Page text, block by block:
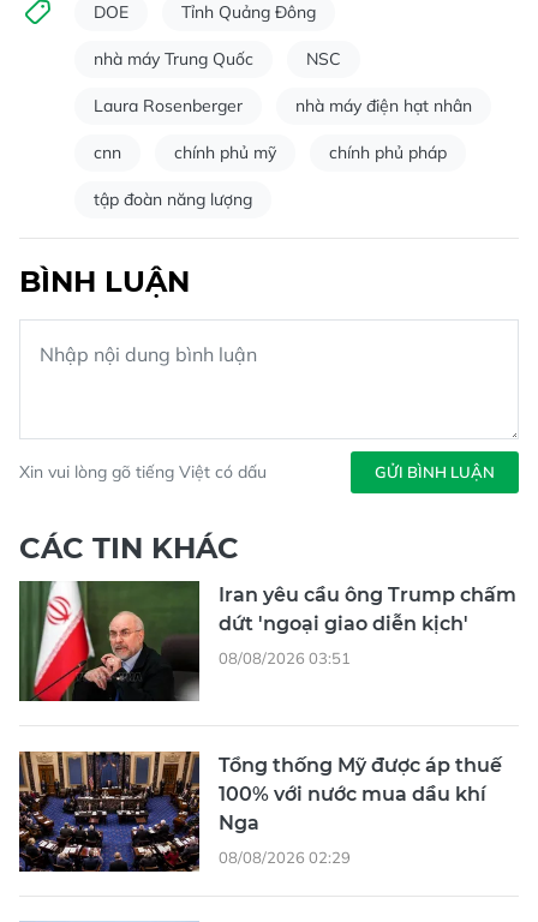
DOE Tỉnh Quảng Đông
nhà máy Trung Quốc NSC
Laura Rosenberger nhà máy điện hạt nhân
cnn chính phủ mỹ chính phủ pháp
tập đoàn năng lượng
BÌNH LUẬN
Xin vui lòng gõ tiếng Việt có dấu GỬI BÌNH LUẬN
CÁC TIN KHÁC
Iran yêu cầu ông Trump chấm
dứt 'ngoại giao diễn kịch'
08/08/2026 03:51
Tổng thống Mỹ được áp thuế
100% với nước mua dầu khí
Nga
08/08/2026 02:29